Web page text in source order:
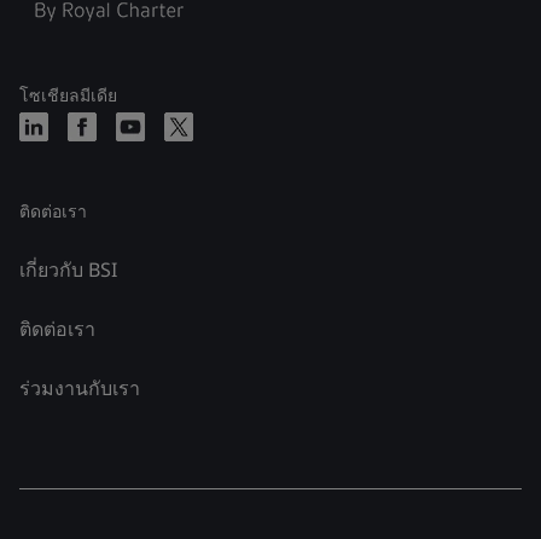
โซเชียลมีเดีย
ติดต่อเรา
เกี่ยวกับ BSI
ติดต่อเรา
ร่วมงานกับเรา